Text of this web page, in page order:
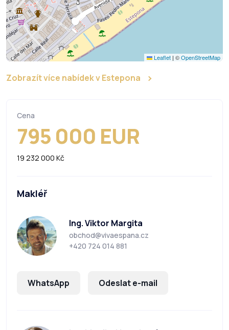
Leaflet | ©OpenStreetMap
Zobrazít více nabídek v Estepona
Cena
795 000 EUR
19 232 000 Kč
Makléř
Ing. Viktor Margita
obchod@vivaespana.cz
+420 724 014 881
WhatsApp Odeslat e-mail